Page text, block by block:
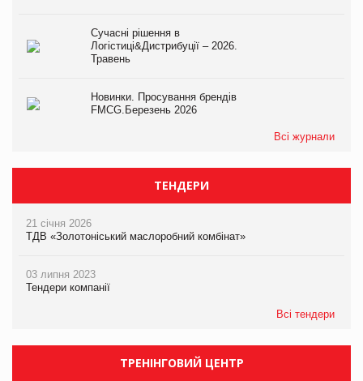
Сучасні рішення в
Логістиці&Дистрибуції – 2026.
Травень
Новинки. Просування брендів
FMCG.Березень 2026
Всі журнали
ТЕНДЕРИ
21 січня 2026
ТДВ «Золотоніський маслоробний комбінат»
03 липня 2023
Тендери компанії
Всі тендери
ТРЕНІНГОВИЙ ЦЕНТР